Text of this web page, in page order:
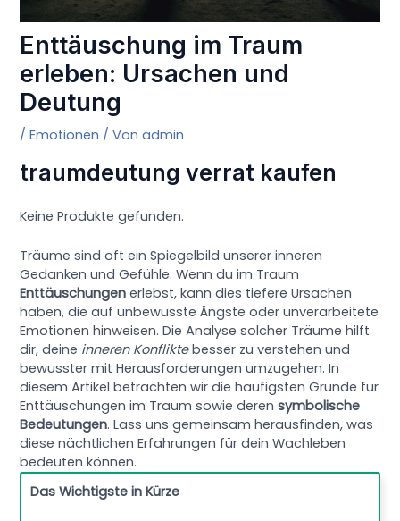
Enttäuschung im Traum
erleben: Ursachen und
Deutung
/Emotionen / Vonadmin
traumdeutung verrat kaufen
Keine Produkte gefunden.
Träume sind oft ein Spiegelbild unserer inneren
Gedanken und Gefühle. Wenn du im Traum
Enttäuschungen erlebst, kann dies tiefere Ursachen
haben, die auf unbewusste Ängste oder unverarbeitete
Emotionen hinweisen. Die Analyse solcher Träume hilft
dir, deine inneren Konfliktebesser zu verstehen und
bewusster mit Herausforderungen umzugehen. In
diesem Artikel betrachten wir die häufigsten Gründe für
Enttäuschungen im Traum sowie derensymbolische
Bedeutungen. Lass uns gemeinsam herausfinden, was
diese nächtlichen Erfahrungen für dein Wachleben
bedeuten können.
Das Wichtigste in Kürze